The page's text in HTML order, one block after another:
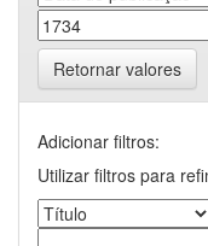
Retornar valores
Adicionar filtros:
Utilizar filtros para